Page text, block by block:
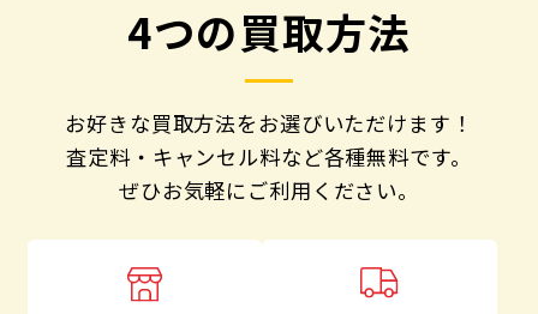
4つの買取方法
お好きな買取方法をお選びいただけます！
査定料・キャンセル料など各種無料です。
ぜひお気軽にご利用ください。